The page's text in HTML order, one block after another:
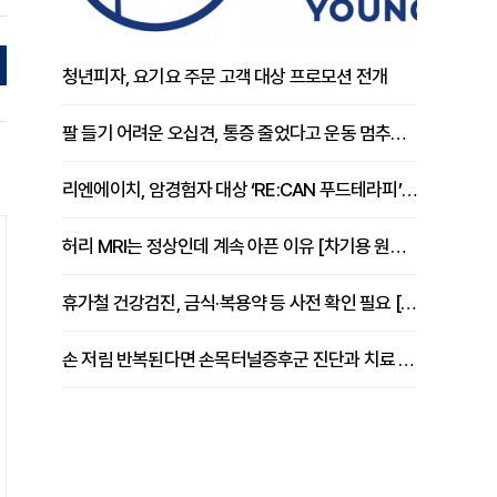
청년피자, 요기요 주문 고객 대상 프로모션 전개
팔 들기 어려운 오십견, 통증 줄었다고 운동 멈추면 안 되는 이유 [이병욱 원장 칼럼]
리엔에이치, 암경험자 대상 ‘RE:CAN 푸드테라피’ 운영
허리 MRI는 정상인데 계속 아픈 이유 [차기용 원장 칼럼]
휴가철 건강검진, 금식·복용약 등 사전 확인 필요 [정도감 원장 칼럼]
손 저림 반복된다면 손목터널증후군 진단과 치료 시기 살펴야 [김동현 원장 칼럼]